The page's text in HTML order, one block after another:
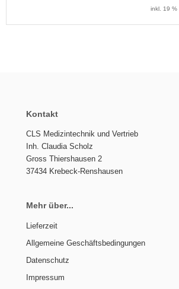
inkl. 19 %
Kontakt
CLS Medizintechnik und Vertrieb
Inh. Claudia Scholz
Gross Thiershausen 2
37434 Krebeck-Renshausen
Mehr über...
Lieferzeit
Allgemeine Geschäftsbedingungen
Datenschutz
Impressum